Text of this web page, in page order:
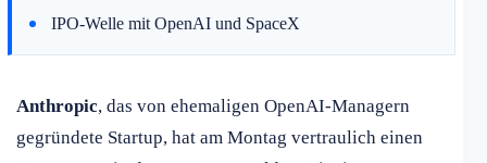
IPO-Welle mit OpenAI und SpaceX
Anthropic, das von ehemaligen OpenAI-Managern
gegründete Startup, hat am Montag vertraulich einen